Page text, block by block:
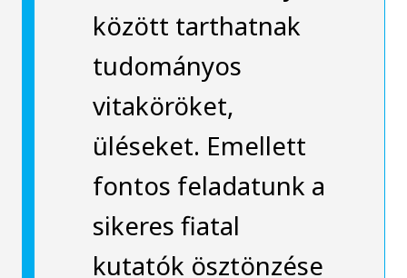
között tarthatnak
tudományos
vitaköröket,
üléseket. Emellett
fontos feladatunk a
sikeres fiatal
kutatók ösztönzése